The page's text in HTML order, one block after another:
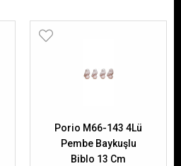
Porio M66-143 4Lü
Pembe Baykuşlu
Biblo 13 Cm